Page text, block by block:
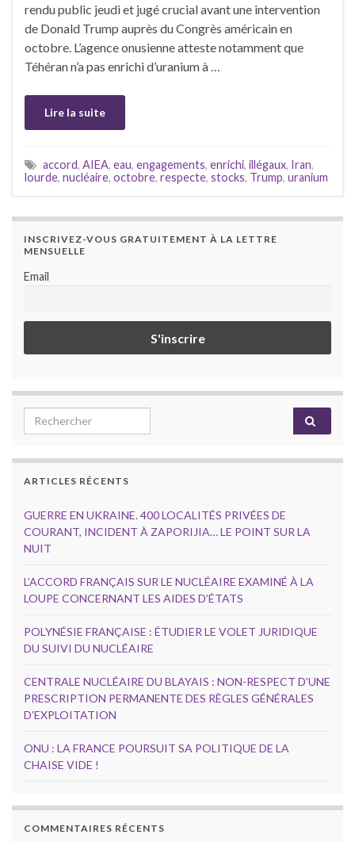
rendu public jeudi et jugé crucial avant une intervention
de Donald Trump auprès du Congrès américain en
octobre. L’agence onusienne atteste notamment que
Téhéran n’a pas enrichi d’uranium à …
Lire la suite
accord, AIEA, eau, engagements, enrichi, illégaux, Iran,
lourde, nucléaire, octobre, respecte, stocks, Trump, uranium
INSCRIVEZ-VOUS GRATUITEMENT À LA LETTRE
MENSUELLE
Email
Search for:
ARTICLES RÉCENTS
GUERRE EN UKRAINE. 400 LOCALITÉS PRIVÉES DE
COURANT, INCIDENT À ZAPORIJIA… LE POINT SUR LA
NUIT
L’ACCORD FRANÇAIS SUR LE NUCLÉAIRE EXAMINÉ À LA
LOUPE CONCERNANT LES AIDES D’ÉTATS
POLYNÉSIE FRANÇAISE : ÉTUDIER LE VOLET JURIDIQUE
DU SUIVI DU NUCLÉAIRE
CENTRALE NUCLÉAIRE DU BLAYAIS : NON-RESPECT D’UNE
PRESCRIPTION PERMANENTE DES RÈGLES GÉNÉRALES
D’EXPLOITATION
ONU : LA FRANCE POURSUIT SA POLITIQUE DE LA
CHAISE VIDE !
COMMENTAIRES RÉCENTS